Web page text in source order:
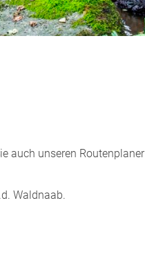
auch unseren Routenplaner
Waldnaab.